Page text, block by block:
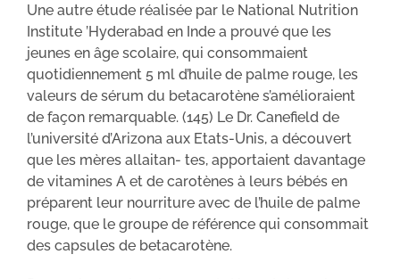
Une autre étude réalisée par le National Nutrition
Institute ’Hyderabad en Inde a prouvé que les
jeunes en âge scolaire, qui consommaient
quotidiennement 5 ml d’huile de palme rouge, les
valeurs de sérum du betacarotène s’amélioraient
de façon remarquable. (145) Le Dr. Canefield de
l’université d’Arizona aux Etats-Unis, a découvert
que les mères allaitan- tes, apportaient davantage
de vitamines A et de carotènes à leurs bébés en
préparent leur nourriture avec de l’huile de palme
rouge, que le groupe de référence qui consommait
des capsules de betacarotène.